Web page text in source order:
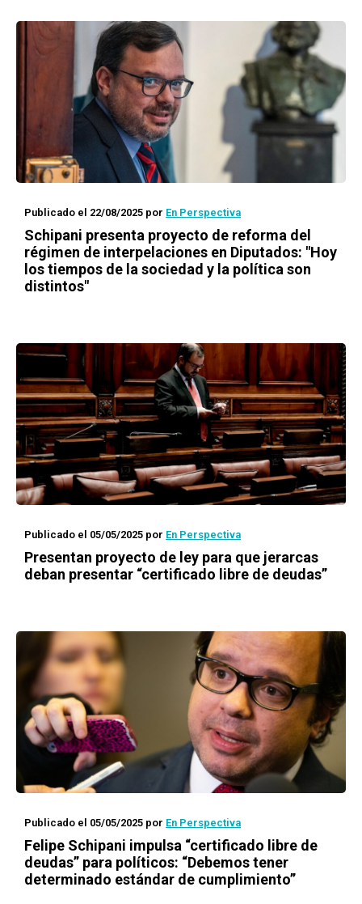
Publicado el 22/08/2025 por En Perspectiva
Schipani presenta proyecto de reforma del
régimen de interpelaciones en Diputados: "Hoy
los tiempos de la sociedad y la política son
distintos"
Publicado el 05/05/2025 por En Perspectiva
Presentan proyecto de ley para que jerarcas
deban presentar “certificado libre de deudas”
Publicado el 05/05/2025 por En Perspectiva
Felipe Schipani impulsa “certificado libre de
deudas” para políticos: “Debemos tener
determinado estándar de cumplimiento”